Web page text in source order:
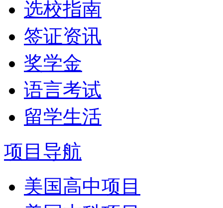
选校指南
签证资讯
奖学金
语言考试
留学生活
项目导航
美国高中项目